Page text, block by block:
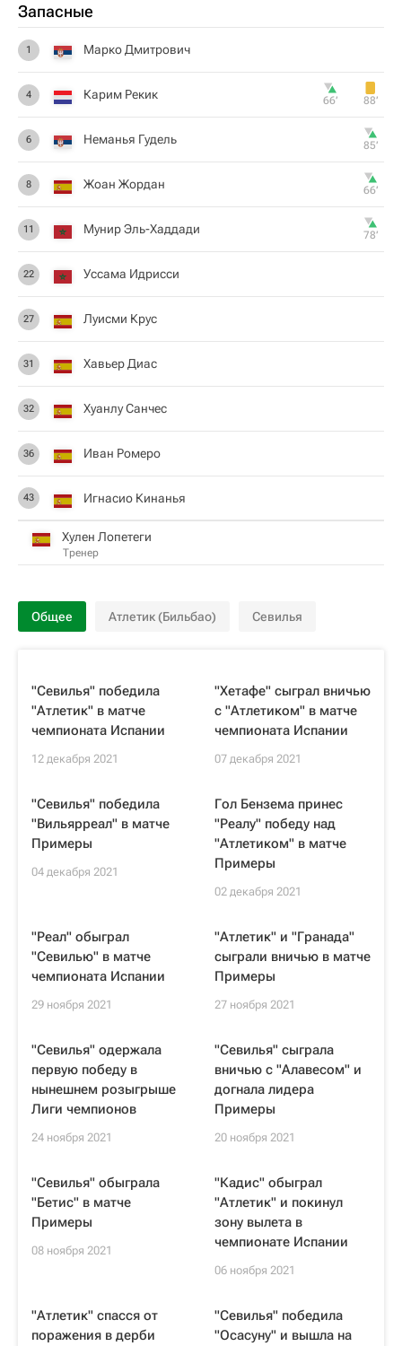
Запасные
1 Марко Дмитрович
4 Карим Рекик 66‎’‎ 88‎’‎
6 Неманья Гудель 85‎’‎
8 Жоан Жордан 66‎’‎
11 Мунир Эль-Хаддади 78‎’‎
22 Уссама Идрисси
27 Луисми Крус
31 Хавьер Диас
32 Хуанлу Санчес
36 Иван Ромеро
43 Игнасио Кинанья
Хулен Лопетеги
Тренер
Общее Атлетик (Бильбао) Севилья
"Севилья" победила
"Атлетик" в матче
чемпионата Испании
12 декабря 2021
"Хетафе" сыграл вничью
с "Атлетиком" в матче
чемпионата Испании
07 декабря 2021
"Севилья" победила
"Вильярреал" в матче
Примеры
04 декабря 2021
Гол Бензема принес
"Реалу" победу над
"Атлетиком" в матче
Примеры
02 декабря 2021
"Реал" обыграл
"Севилью" в матче
чемпионата Испании
29 ноября 2021
"Атлетик" и "Гранада"
сыграли вничью в матче
Примеры
27 ноября 2021
"Севилья" одержала
первую победу в
нынешнем розыгрыше
Лиги чемпионов
24 ноября 2021
"Севилья" сыграла
вничью с "Алавесом" и
догнала лидера
Примеры
20 ноября 2021
"Севилья" обыграла
"Бетис" в матче
Примеры
08 ноября 2021
"Кадис" обыграл
"Атлетик" и покинул
зону вылета в
чемпионате Испании
06 ноября 2021
"Атлетик" спасся от
поражения в дерби
"Севилья" победила
"Осасуну" и вышла на